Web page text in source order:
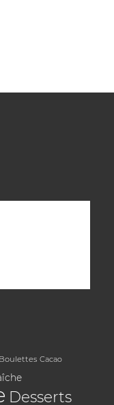
Boulettes Cacao
Desserts